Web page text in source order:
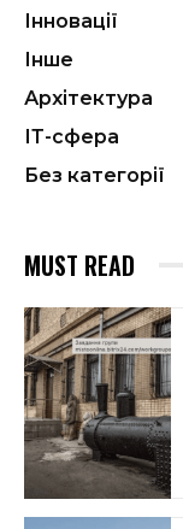
Інновації
Інше
Архітектура
ІТ-сфера
Без категорії
MUST READ